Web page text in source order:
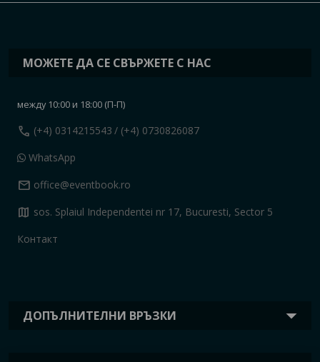
ДОПЪЛНИТЕЛНИ ВРЪЗКИ
МОЖЕТЕ ДА СЕ СВЪРЖЕТЕ С НАС
между 10:00 и 18:00 (П-П)
call (+4) 0314215543 / (+4) 0730826087
WhatsApp
mail office@eventbook.ro
map sos. Splaiul Independentei nr 17, Bucuresti, Sector 5
Контакт